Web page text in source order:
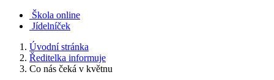
Škola online
Jídelníček
Úvodní stránka
Ředitelka informuje
Co nás čeká v květnu